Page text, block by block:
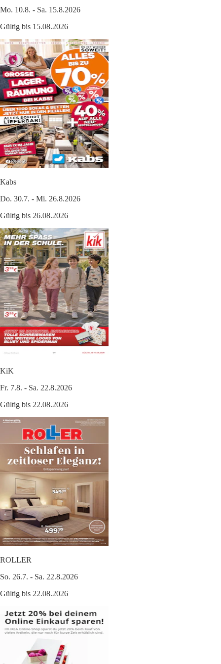
Mo. 10.8. - Sa. 15.8.2026
Gültig bis 15.08.2026
Kabs
Do. 30.7. - Mi. 26.8.2026
Gültig bis 26.08.2026
KiK
Fr. 7.8. - Sa. 22.8.2026
Gültig bis 22.08.2026
ROLLER
So. 26.7. - Sa. 22.8.2026
Gültig bis 22.08.2026